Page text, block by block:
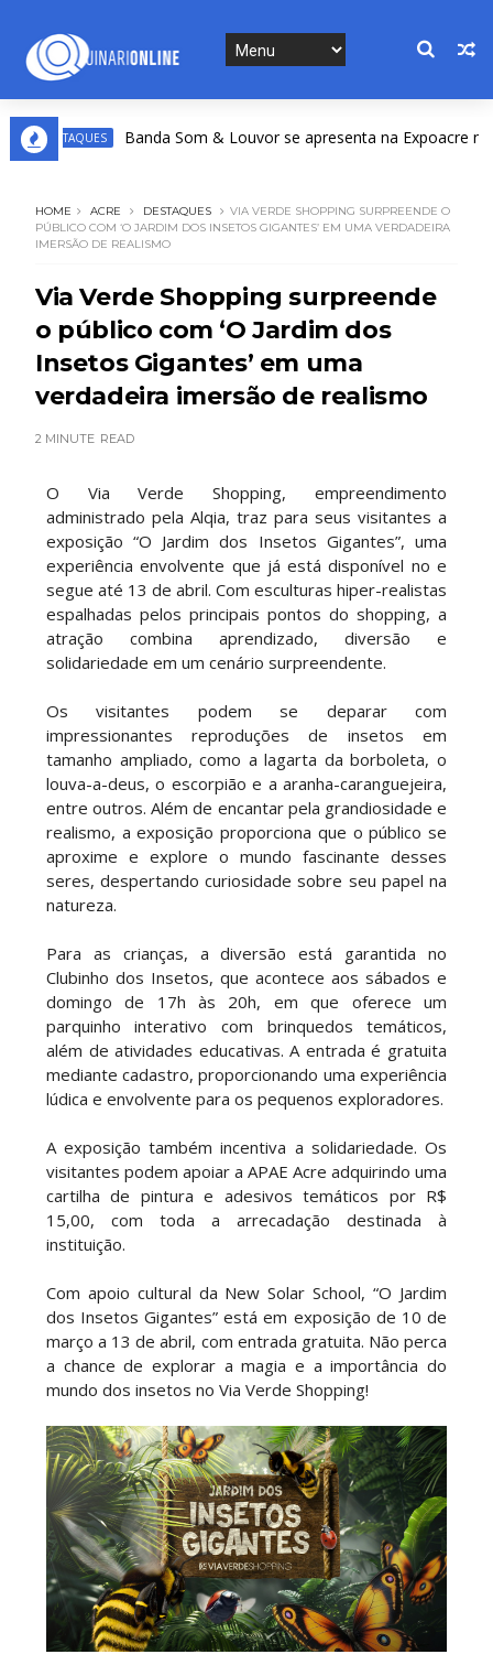
DESTAQUES Banda Som & Louvor se apresenta na Expoacre nesta
HOME ACRE DESTAQUES
VIA VERDE SHOPPING SURPREENDE O
PÚBLICO COM ‘O JARDIM DOS INSETOS GIGANTES’ EM UMA VERDADEIRA
IMERSÃO DE REALISMO
Via Verde Shopping surpreende
o público com ‘O Jardim dos
Insetos Gigantes’ em uma
verdadeira imersão de realismo
2 MINUTE READ
O Via Verde Shopping, empreendimento
administrado pela Alqia, traz para seus visitantes a
exposição “O Jardim dos Insetos Gigantes”, uma
experiência envolvente que já está disponível no e
segue até 13 de abril. Com esculturas hiper-realistas
espalhadas pelos principais pontos do shopping, a
atração combina aprendizado, diversão e
solidariedade em um cenário surpreendente.
Os visitantes podem se deparar com
impressionantes reproduções de insetos em
tamanho ampliado, como a lagarta da borboleta, o
louva-a-deus, o escorpião e a aranha-caranguejeira,
entre outros. Além de encantar pela grandiosidade e
realismo, a exposição proporciona que o público se
aproxime e explore o mundo fascinante desses
seres, despertando curiosidade sobre seu papel na
natureza.
Para as crianças, a diversão está garantida no
Clubinho dos Insetos, que acontece aos sábados e
domingo de 17h às 20h, em que oferece um
parquinho interativo com brinquedos temáticos,
além de atividades educativas. A entrada é gratuita
mediante cadastro, proporcionando uma experiência
lúdica e envolvente para os pequenos exploradores.
A exposição também incentiva a solidariedade. Os
visitantes podem apoiar a APAE Acre adquirindo uma
cartilha de pintura e adesivos temáticos por R$
15,00, com toda a arrecadação destinada à
instituição.
Com apoio cultural da New Solar School, “O Jardim
dos Insetos Gigantes” está em exposição de 10 de
março a 13 de abril, com entrada gratuita. Não perca
a chance de explorar a magia e a importância do
mundo dos insetos no Via Verde Shopping!